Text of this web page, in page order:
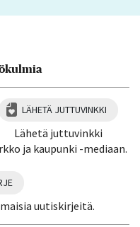
LÄHETÄ JUTTUVINKKI
Lähetä juttuvinkki
ja kaupunki -mediaan.
uutiskirjeitä.